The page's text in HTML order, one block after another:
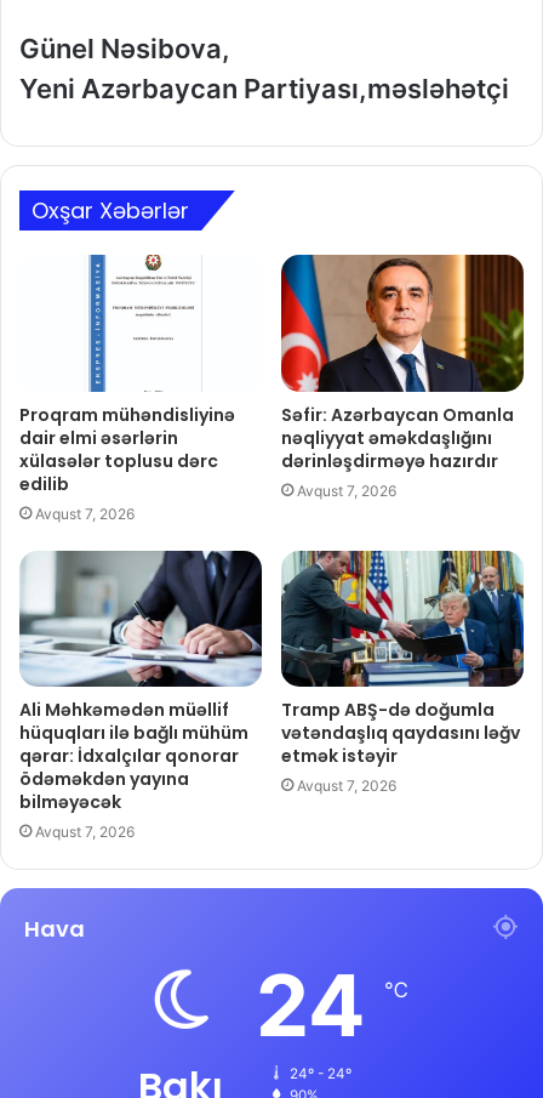
Günel Nəsibova,
Yeni Azərbaycan Partiyası,məsləhətçi
Oxşar Xəbərlər
Proqram mühəndisliyinə
dair elmi əsərlərin
xülasələr toplusu dərc
edilib
Avqust 7, 2026
Səfir: Azərbaycan Omanla
nəqliyyat əməkdaşlığını
dərinləşdirməyə hazırdır
Avqust 7, 2026
Ali Məhkəmədən müəllif
hüquqları ilə bağlı mühüm
qərar: İdxalçılar qonorar
ödəməkdən yayına
bilməyəcək
Avqust 7, 2026
Tramp ABŞ-də doğumla
vətəndaşlıq qaydasını ləğv
etmək istəyir
Avqust 7, 2026
Hava
Bakı
24 ℃
24º - 24º